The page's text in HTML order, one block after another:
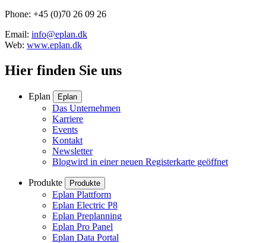
Phone: +45 (0)70 26 09 26
Email: info@eplan.dk
Web: www.eplan.dk
Hier finden Sie uns
Eplan Eplan
Das Unternehmen
Karriere
Events
Kontakt
Newsletter
Blogwird in einer neuen Registerkarte geöffnet
Produkte Produkte
Eplan Plattform
Eplan Electric P8
Eplan Preplanning
Eplan Pro Panel
Eplan Data Portal